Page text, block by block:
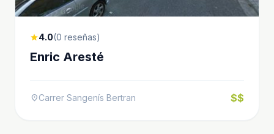
star4.0(0 reseñas)
Enric Aresté
location_onCarrer Sangenís Bertran $$